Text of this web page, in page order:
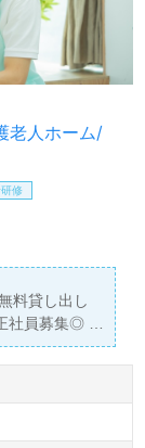
問い合わせ/ご
など完全無
人も取扱い
お問い合わ
老人ホーム/
修
料貸し出し
社員募集◎
以上有資格者
勤可能です。
『特別養護
福祉会（本